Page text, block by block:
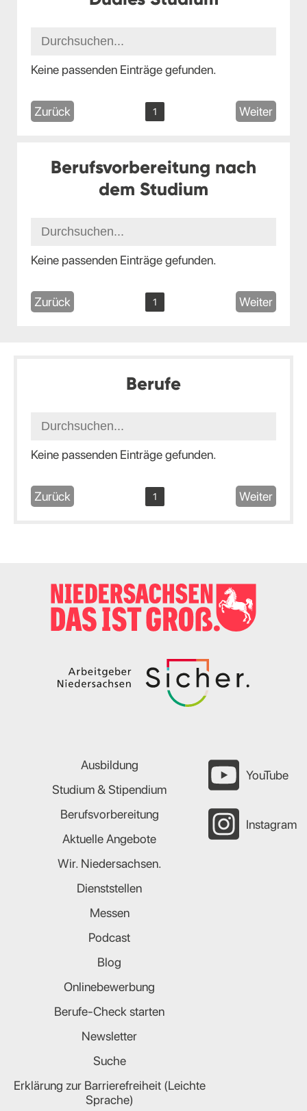
Keine passenden Einträge gefunden.
Zurück 1 Weiter
Berufsvorbereitung nach
dem Studium
Keine passenden Einträge gefunden.
Zurück 1 Weiter
Berufe
Keine passenden Einträge gefunden.
Zurück 1 Weiter
Ausbildung
Studium & Stipendium
Berufsvorbereitung
Aktuelle Angebote
Wir. Niedersachsen.
Dienststellen
Messen
Podcast
Blog
Onlinebewerbung
Berufe-Check starten
Newsletter
Suche
Erklärung zur Barrierefreiheit (Leichte
Sprache)
YouTube
Instagram